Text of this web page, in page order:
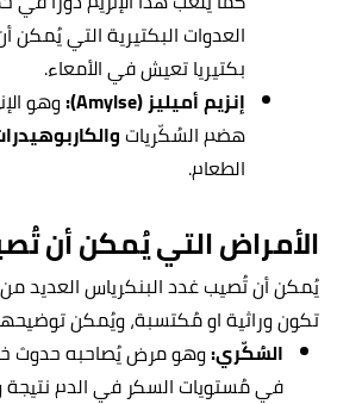
العدوات البكتيرية التي يُمكن
بكتيريا تعيش في الأمعاء.
إنزيم أميليز (Amylse):
وهو
هضم السُكّريات
الطعام.
الأمراض التي يُمكن أن
يُمكن أن تُصيب غدد البنكرياس العديد
تكون وراثية او مُكتسبة، ويُمكن
السُكّري:وهو مرض يُصاحبه حدوث
في مُستويات السكر في الدم